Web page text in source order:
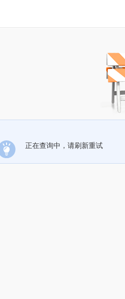
正在查询中，请刷新重试